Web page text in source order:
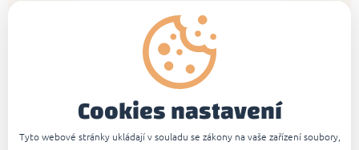
ZPĚT NA OSTATNÍ ČLÁNKY
Cookies nastavení
Tyto webové stránky ukládají v souladu se zákony na vaše zařízení soubory,